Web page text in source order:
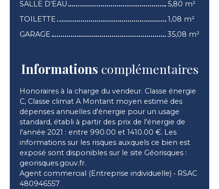
SALLE D’EAU
5,80 m²
TOILETTE
1,08 m²
GARAGE
35,08 m²
Informations complémentaires
Honoraires à la charge du vendeur. Classe énergie
C, Classe climat A Montant moyen estimé des
dépenses annuelles d'énergie pour un usage
standard, établi à partir des prix de l'énergie de
l'année 2021 : entre 990.00 et 1410.00 €. Les
informations sur les risques auxquels ce bien est
exposé sont disponibles sur le site Géorisques :
georisques.gouv.fr.
Agent commercial (Entreprise individuelle) • RSAC
480946557